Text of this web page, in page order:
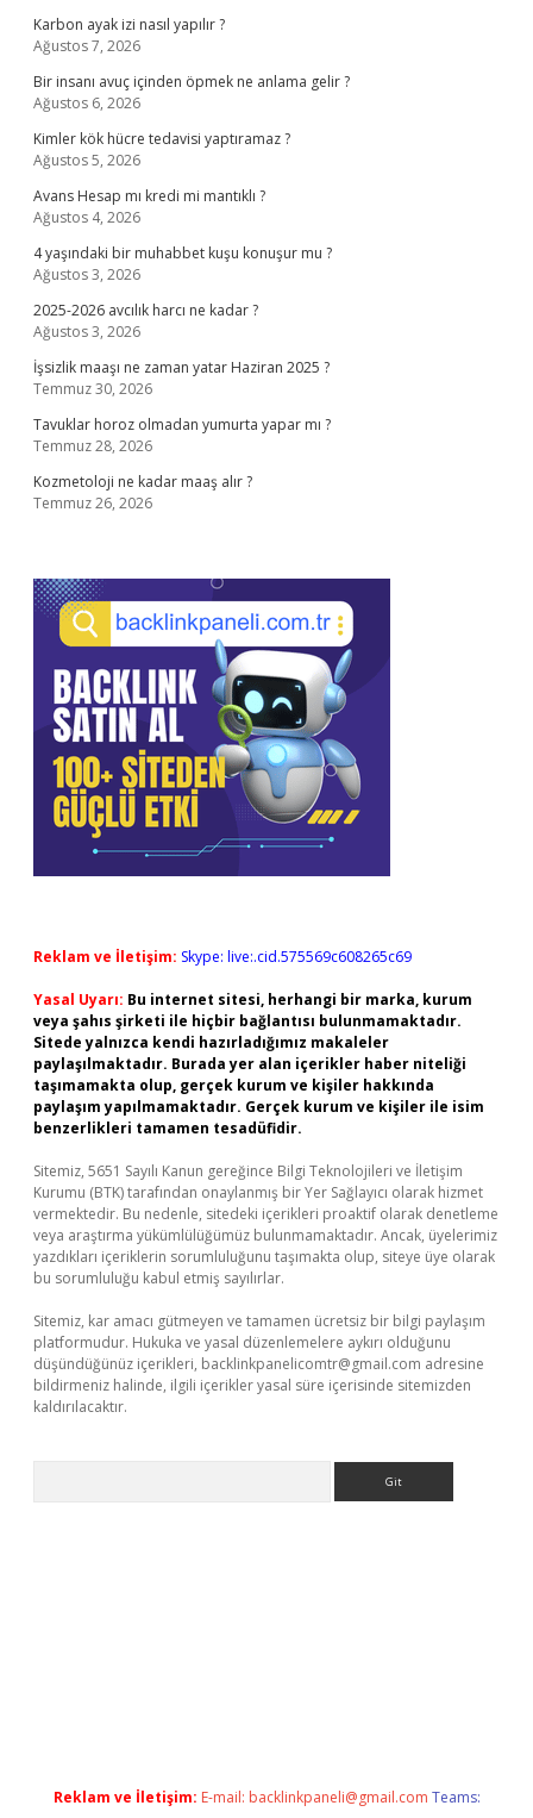
Karbon ayak izi nasıl yapılır ?
Ağustos 7, 2026
Bir insanı avuç içinden öpmek ne anlama gelir ?
Ağustos 6, 2026
Kimler kök hücre tedavisi yaptıramaz ?
Ağustos 5, 2026
Avans Hesap mı kredi mi mantıklı ?
Ağustos 4, 2026
4 yaşındaki bir muhabbet kuşu konuşur mu ?
Ağustos 3, 2026
2025-2026 avcılık harcı ne kadar ?
Ağustos 3, 2026
İşsizlik maaşı ne zaman yatar Haziran 2025 ?
Temmuz 30, 2026
Tavuklar horoz olmadan yumurta yapar mı ?
Temmuz 28, 2026
Kozmetoloji ne kadar maaş alır ?
Temmuz 26, 2026
Reklam ve İletişim: Skype: live:.cid.575569c608265c69
Yasal Uyarı: Bu internet sitesi, herhangi bir marka, kurum
veya şahıs şirketi ile hiçbir bağlantısı bulunmamaktadır.
Sitede yalnızca kendi hazırladığımız makaleler
paylaşılmaktadır. Burada yer alan içerikler haber niteliği
taşımamakta olup, gerçek kurum ve kişiler hakkında
paylaşım yapılmamaktadır. Gerçek kurum ve kişiler ile isim
benzerlikleri tamamen tesadüfidir.
Sitemiz, 5651 Sayılı Kanun gereğince Bilgi Teknolojileri ve İletişim
Kurumu (BTK) tarafından onaylanmış bir Yer Sağlayıcı olarak hizmet
vermektedir. Bu nedenle, sitedeki içerikleri proaktif olarak denetleme
veya araştırma yükümlülüğümüz bulunmamaktadır. Ancak, üyelerimiz
yazdıkları içeriklerin sorumluluğunu taşımakta olup, siteye üye olarak
bu sorumluluğu kabul etmiş sayılırlar.
Sitemiz, kar amacı gütmeyen ve tamamen ücretsiz bir bilgi paylaşım
platformudur. Hukuka ve yasal düzenlemelere aykırı olduğunu
düşündüğünüz içerikleri, backlinkpanelicomtr@gmail.com adresine
bildirmeniz halinde, ilgili içerikler yasal süre içerisinde sitemizden
kaldırılacaktır.
Reklam ve İletişim: E-mail: backlinkpaneli@gmail.com Teams: